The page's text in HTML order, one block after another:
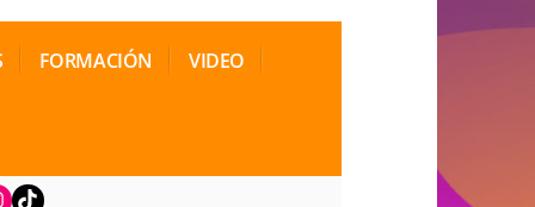
FORMACIÓN VIDEO
TikTok